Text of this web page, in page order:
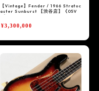
【Vintage】Fender / 1966 Stratoc
aster Sunburst 【渋谷店】《05V
¥3,300,000